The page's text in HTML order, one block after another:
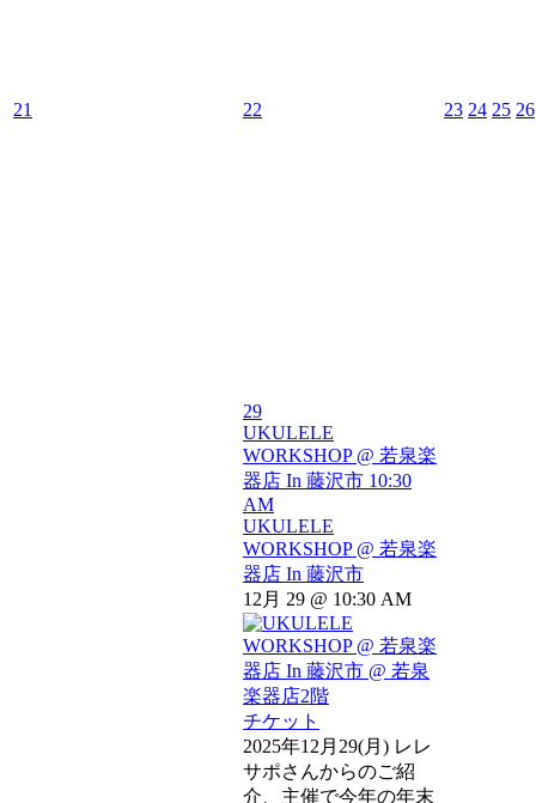
21 22 23 24 25 26
29
UKULELE
WORKSHOP @ 若泉楽
器店 In 藤沢市 10:30
AM
UKULELE
WORKSHOP @ 若泉楽
器店 In 藤沢市
12月 29 @ 10:30 AM
チケット
2025年12月29(月) レレ
サポさんからのご紹
介、主催で今年の年末